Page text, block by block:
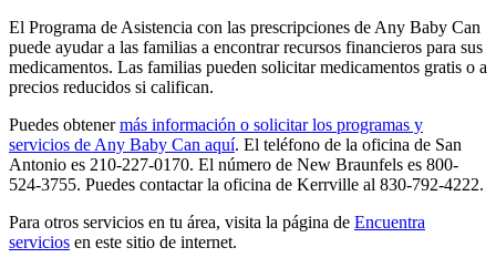
El Programa de Asistencia con las prescripciones de Any Baby Can
puede ayudar a las familias a encontrar recursos financieros para sus
medicamentos. Las familias pueden solicitar medicamentos gratis o a
precios reducidos si califican.
Puedes obtenermás información o solicitar los programas y
servicios de Any Baby Can aquí. El teléfono de la oficina de San
Antonio es 210-227-0170. El número de New Braunfels es 800-
524-3755. Puedes contactar la oficina de Kerrville al 830-792-4222.
Para otros servicios en tu área, visita la página de Encuentra
servicios en este sitio de internet.